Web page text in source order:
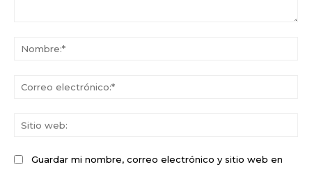
Guardar mi nombre, correo electrónico y sitio web en